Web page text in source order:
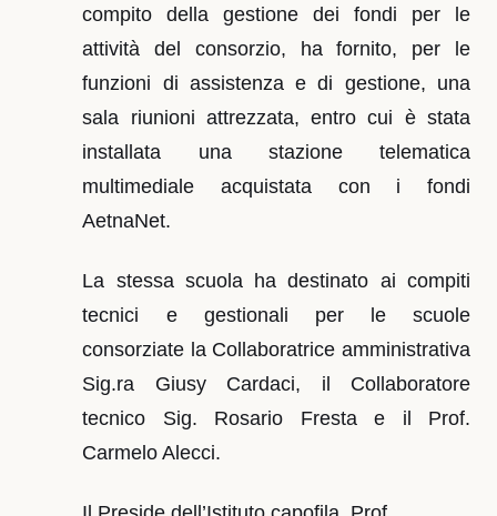
compito della gestione dei fondi per le
attività del consorzio, ha fornito, per le
funzioni di assistenza e di gestione, una
sala riunioni attrezzata, entro cui è stata
installata una stazione telematica
multimediale acquistata con i fondi
AetnaNet.
La stessa scuola ha destinato ai compiti
tecnici e gestionali per le scuole
consorziate la Collaboratrice amministrativa
Sig.ra Giusy Cardaci, il Collaboratore
tecnico Sig. Rosario Fresta e il Prof.
Carmelo Alecci.